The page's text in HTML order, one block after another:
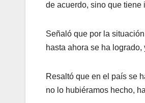
de acuerdo, sino que tiene
Señaló que por la
hasta ahora se ha
Resaltó que en el país se
no lo hubiéramos hecho,